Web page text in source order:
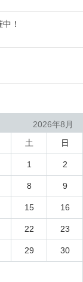
！
2026年8月
土 日
1 2
8 9
15 16
22 23
29 30